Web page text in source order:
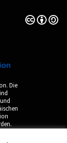
Creative
(Externer
Die